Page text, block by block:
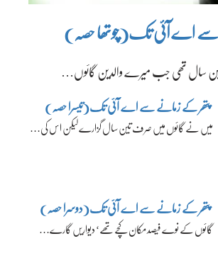
سے اے آئی تک(چوتھا حصہ)
سال تھی جب میرے والدین گائوں…
پتھر کے زمانے سے اے آئی تک(تیسرا حصہ)
میں نے گائوں میں صرف تین سال گزارے لیکن اس کی…
پتھر کے زمانے سے اے آئی تک(دوسرا حصہ)
گائوں کے نوے فیصد مکان کچے تھے‘ دیواریں گارے…